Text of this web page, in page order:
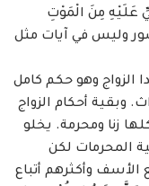
عَلَيْهِ مِنَ الْمَوْتِ
في سور وليس في آيات مثل
الزواج وهو حكم كامل
وبقية أحكام الزواج
زنا ومحرمة. يخلو
المحرمات لكن
‏الأسف وأكثرهم أتباع